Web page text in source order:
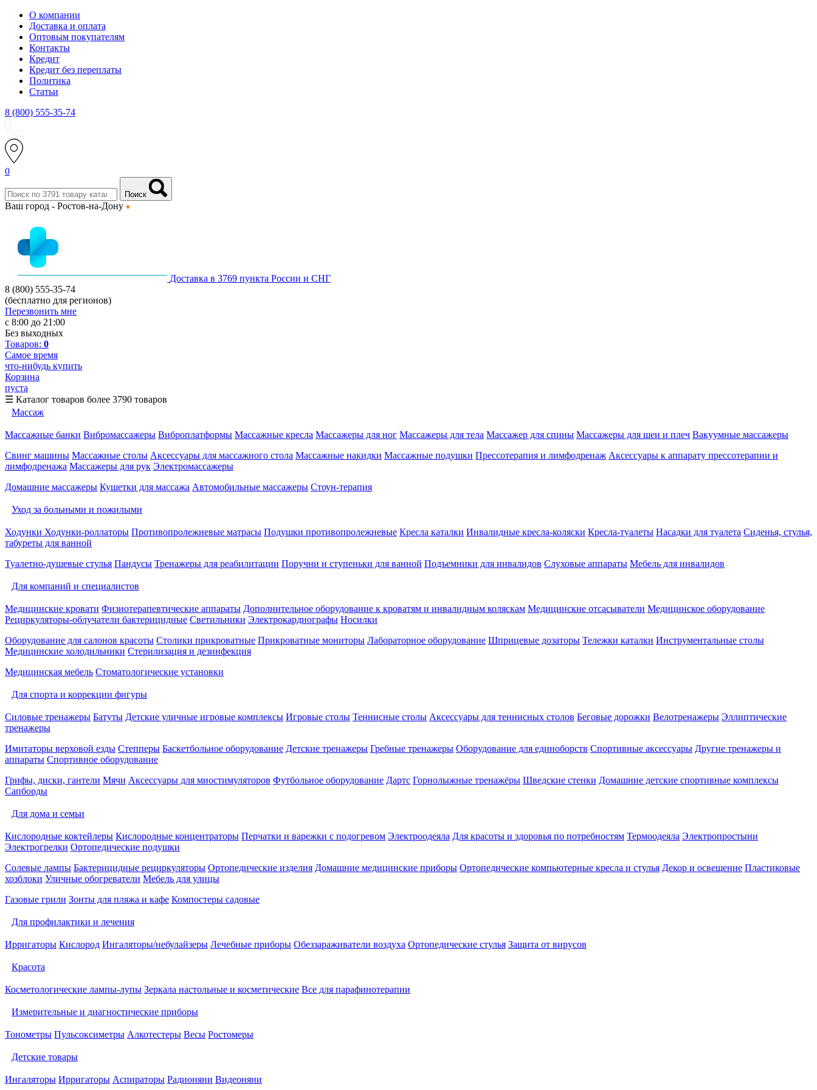
О компании
Доставка и оплата
Оптовым покупателям
Контакты
Кредит
Кредит без переплаты
Политика
Статьи
8 (800) 555-35-74
0
Поиск
Ваш город - Ростов-на-Дону
Доставка в 3769 пункта России и СНГ
8 (800) 555-35-74
(бесплатно для регионов)
Перезвонить мне
с 8:00 до 21:00
Без выходных
Товаров: 0
Самое время
что-нибудь купить
Корзина
пуста
☰ Каталог товаров более 3790 товаров
Массаж
Массажные банки Вибромассажеры Виброплатформы Массажные кресла Массажеры для ног Массажеры для тела Массажер для спины Массажеры для шеи и плеч Вакуумные массажеры
Свинг машины Массажные столы Аксессуары для массажного стола Массажные накидки Массажные подушки Прессотерапия и лимфодренаж Аксессуары к аппарату прессотерапии и
лимфодренажа Массажеры для рук Электромассажеры
Домашние массажеры Кушетки для массажа Автомобильные массажеры Стоун-терапия
Уход за больными и пожилыми
Ходунки Ходунки-роллаторы Противопролежневые матрасы Подушки противопролежневые Кресла каталки Инвалидные кресла-коляски Кресла-туалеты Насадки для туалета Сиденья, стулья,
табуреты для ванной
Туалетно-душевые стулья Пандусы Тренажеры для реабилитации Поручни и ступеньки для ванной Подъемники для инвалидов Слуховые аппараты Мебель для инвалидов
Для компаний и специалистов
Медицинские кровати Физиотерапевтические аппараты Дополнительное оборудование к кроватям и инвалидным коляскам Медицинские отсасыватели Медицинское оборудование
Рециркуляторы-облучатели бактерицидные Светильники Электрокардиографы Носилки
Оборудование для салонов красоты Столики прикроватные Прикроватные мониторы Лабораторное оборудование Шприцевые дозаторы Тележки каталки Инструментальные столы
Медицинские холодильники Стерилизация и дезинфекция
Медицинская мебель Стоматологические установки
Для спорта и коррекции фигуры
Силовые тренажеры Батуты Детские уличные игровые комплексы Игровые столы Теннисные столы Аксессуары для теннисных столов Беговые дорожки Велотренажеры Эллиптические
тренажеры
Имитаторы верховой езды Степперы Баскетбольное оборудование Детские тренажеры Гребные тренажеры Оборудование для единоборств Спортивные аксессуары Другие тренажеры и
аппараты Спортивное оборудование
Грифы, диски, гантели Мячи Аксессуары для миостимуляторов Футбольное оборудование Дартс Горнолыжные тренажёры Шведские стенки Домашние детские спортивные комплексы
Сапборды
Для дома и семьи
Кислородные коктейлеры Кислородные концентраторы Перчатки и варежки с подогревом Электроодеяла Для красоты и здоровья по потребностям Термоодеяла Электропростыни
Электрогрелки Ортопедические подушки
Солевые лампы Бактерицидные рециркуляторы Ортопедические изделия Домашние медицинские приборы Ортопедические компьютерные кресла и стулья Декор и освещение Пластиковые
хозблоки Уличные обогреватели Мебель для улицы
Газовые грили Зонты для пляжа и кафе Компостеры садовые
Для профилактики и лечения
Ирригаторы Кислород Ингаляторы/небулайзеры Лечебные приборы Обеззараживатели воздуха Ортопедические стулья Защита от вирусов
Красота
Косметологические лампы-лупы Зеркала настольные и косметические Все для парафинотерапии
Измерительные и диагностические приборы
Тонометры Пульсоксиметры Алкотестеры Весы Ростомеры
Детские товары
Ингаляторы Ирригаторы Аспираторы Радионяни Видеоняни